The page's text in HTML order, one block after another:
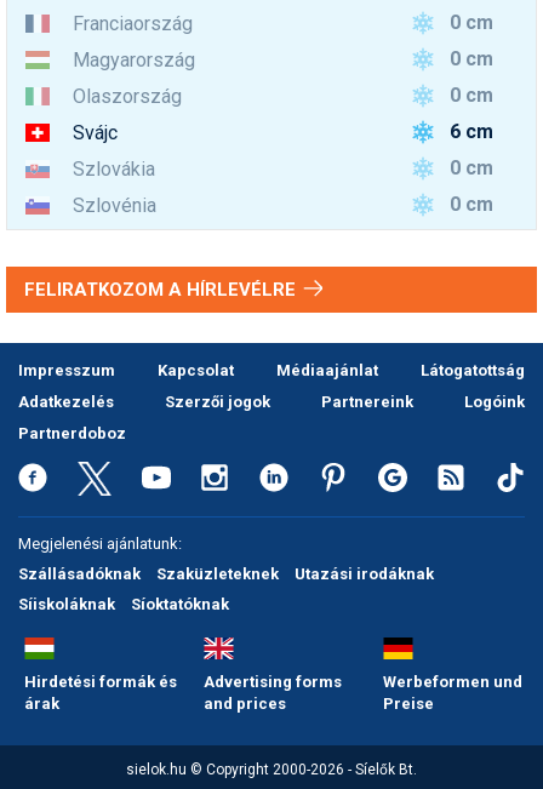
Franciaország
0 cm
Magyarország
0 cm
Olaszország
0 cm
Svájc
6 cm
Szlovákia
0 cm
Szlovénia
0 cm
FELIRATKOZOM A HÍRLEVÉLRE
Impresszum Kapcsolat Médiaajánlat
Látogatottság
Adatkezelés
Szerzői jogok Partnereink
Logóink
Partnerdoboz
Megjelenési ajánlatunk:
Szállásadóknak
Szaküzleteknek
Utazási irodáknak
Síiskoláknak
Síoktatóknak
Hirdetési formák és
árak
Advertising forms
and prices
Werbeformen und
Preise
sielok.hu © Copyright 2000-2026 - Síelők Bt.